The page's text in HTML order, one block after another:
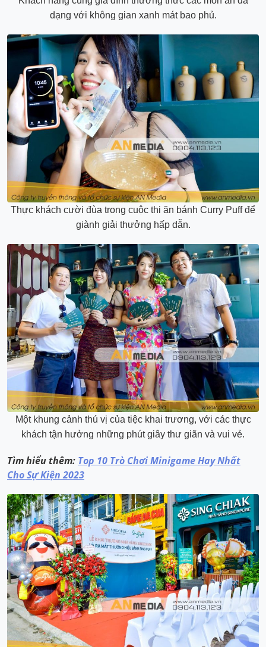
dạng với không gian xanh mát bao phủ.
Thực khách cười đùa trong cuộc thi ăn bánh Curry Puff để
giành giải thưởng hấp dẫn.
Một khung cảnh thú vị của tiệc khai trương, với các thực
khách tận hưởng những phút giây thư giãn và vui vẻ.
Tìm hiểu thêm: Top 10 Trò Chơi Minigame Hay Nhất
Cho Sự Kiện 2023